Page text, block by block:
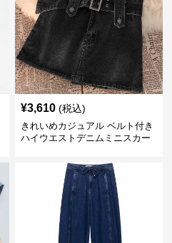
¥3,610 (税込)
きれいめカジュアル ベルト付き
ハイウエストデニムミニスカー